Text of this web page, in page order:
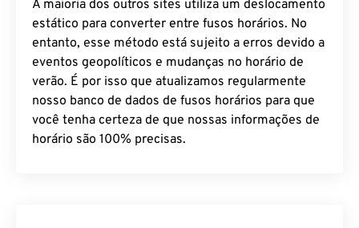
A maioria dos outros sites utiliza um deslocamento
estático para converter entre fusos horários. No
entanto, esse método está sujeito a erros devido a
eventos geopolíticos e mudanças no horário de
verão. É por isso que atualizamos regularmente
nosso banco de dados de fusos horários para que
você tenha certeza de que nossas informações de
horário são 100% precisas.